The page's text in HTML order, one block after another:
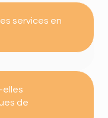
services en
elles
de